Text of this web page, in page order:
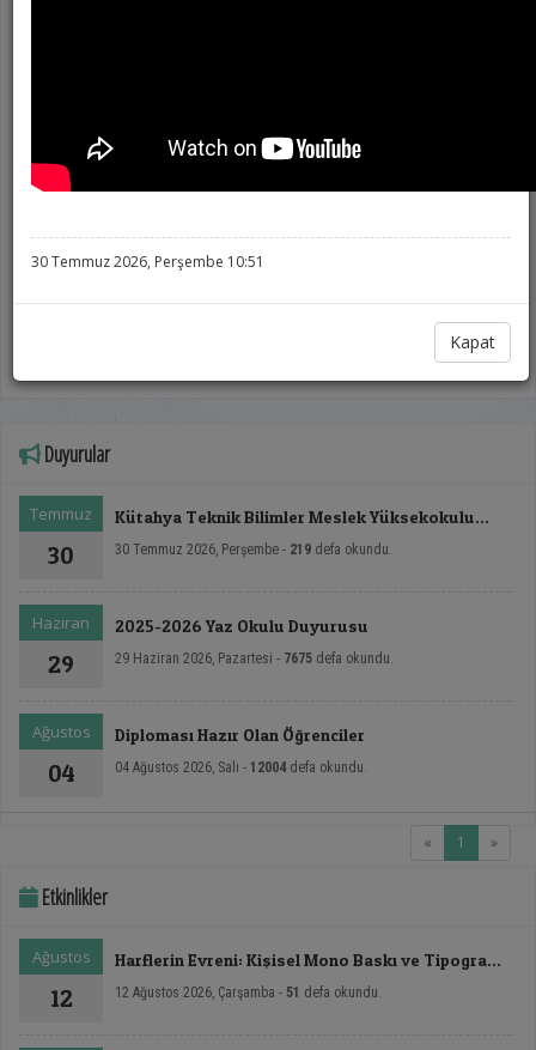
30 Temmuz 2026, Perşembe 10:51
Kapat
Kütahya Dumlupınar Üniversitesi 2025-2026 Akademik Yılı Mezuniyet Etkinlikleri
kapsamında Evliya Çelebi Yerleşkemizde genel mezuniyet töreni düzenlendi. 2025-2026
Meslek Yüksekokulumuz yerleşkesi olan Evliya Çelebi Yerleşkesinde çoşkulu bir şekilde
ilgili Bölüm Başkanlarımız tarafından başarı belgeleri verilerek hatıra fotoğrafı çekildi.
Ardından öğrencilerimiz, hep birlikte kep atma heyecanını yaşadı ve Üniversitemizin
öğrencilerimize yeni hayatlarında başarılar dileriz.
Duyurular
Temmuz
30
Kütahya Teknik Bilimler Meslek Yüksekokulu
30 Temmuz 2026, Perşembe - 219 defa okundu.
Haziran
29
2025-2026 Yaz Okulu Duyurusu
29 Haziran 2026, Pazartesi - 7675 defa okundu.
Ağustos
04
Diploması Hazır Olan Öğrenciler
04 Ağustos 2026, Salı - 12004defa okundu.
« 1 (current)
»
Etkinlikler
Ağustos
12
Harflerin Evreni: Kişisel Mono Baskı ve Tipografi
12 Ağustos 2026, Çarşamba - 51 defa okundu.